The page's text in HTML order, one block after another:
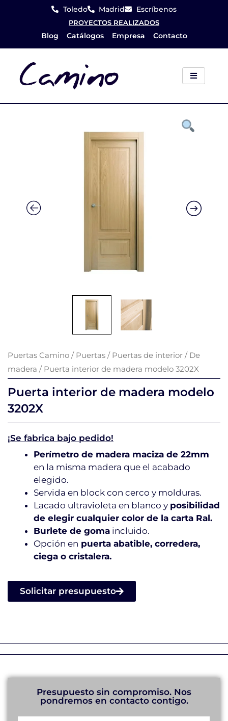
Toledo Madrid Escríbenos
PROYECTOS REALIZADOS
Blog Catálogos Empresa Contacto
Puertas Camino / Puertas / Puertas de interior / De
madera / Puerta interior de madera modelo 3202X
Puerta interior de madera modelo
3202X
¡Se fabrica bajo pedido!
Perímetro de madera maciza de 22mm
en la misma madera que el acabado
elegido.
Servida en block con cerco y molduras.
Lacado ultravioleta en blanco y posibilidad
de elegir cualquier color de la carta Ral.
Burlete de goma incluido.
Opción en puerta abatible, corredera,
ciega o cristalera.
Solicitar presupuesto
Presupuesto sin compromiso. Nos
pondremos en contacto contigo.